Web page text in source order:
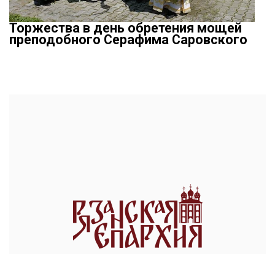
Торжества в день обретения мощей
преподобного Серафима Саровского